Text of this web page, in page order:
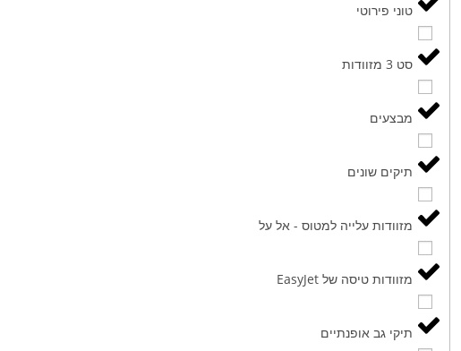
טוני פירוטי
סט 3 מזוודות
מבצעים
תיקים שונים
מזוודות עלייה למטוס - אל על
מזוודות טיסה של EasyJet
תיקי גב אופנתיים